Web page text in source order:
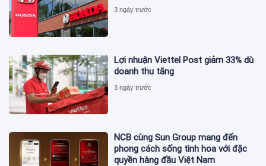
3 ngày trước
Lợi nhuận Viettel Post giảm 33% dù
doanh thu tăng
3 ngày trước
NCB cùng Sun Group mang đến
phong cách sống tinh hoa với đặc
quyền hàng đầu Việt Nam